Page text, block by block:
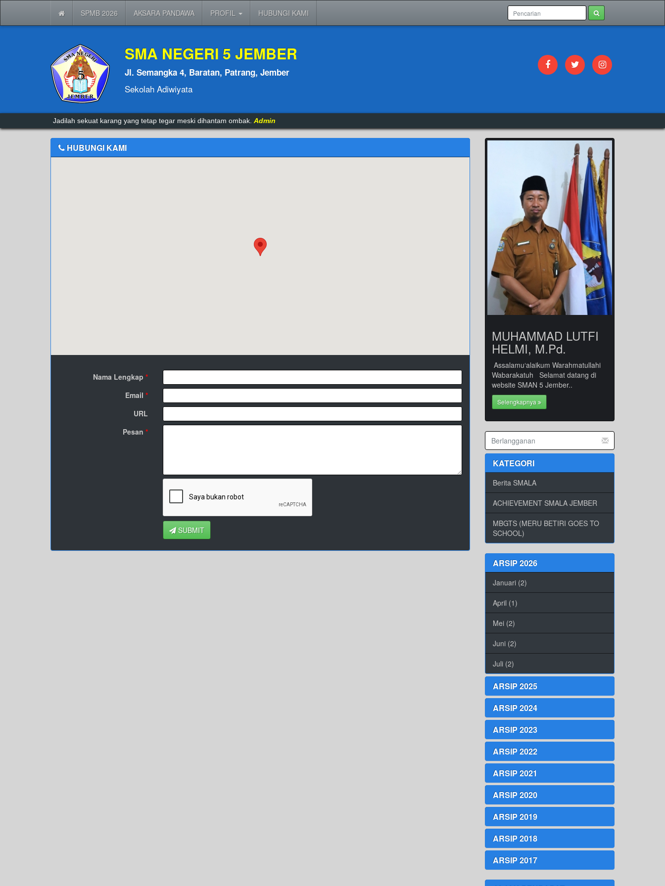
SPMB 2026 AKSARA PANDAWA PROFIL HUBUNGI KAMI
SMA NEGERI 5 JEMBER
Jl. Semangka 4, Baratan, Patrang, Jember
Sekolah Adiwiyata
Jadilah sekuat karang yang tetap tegar meski dihantam ombak. Admin
HUBUNGI KAMI
Nama Lengkap*
Email*
URL
Pesan*
SUBMIT
MUHAMMAD LUTFI
HELMI, M.Pd.
Assalamu‘alaikum Warahmatullahi
Wabarakatuh Selamat datang di
website SMAN 5 Jember..
Selengkapnya
KATEGORI
Berita SMALA
ACHIEVEMENT SMALA JEMBER
MBGTS (MERU BETIRI GOES TO
SCHOOL)
ARSIP 2026
Januari (2)
April (1)
Mei (2)
Juni (2)
Juli (2)
ARSIP 2025
ARSIP 2024
ARSIP 2023
ARSIP 2022
ARSIP 2021
ARSIP 2020
ARSIP 2019
ARSIP 2018
ARSIP 2017